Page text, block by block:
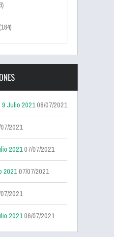
Julio 202108/07/2021
2021
202107/07/2021
202107/07/2021
2021
202106/07/2021